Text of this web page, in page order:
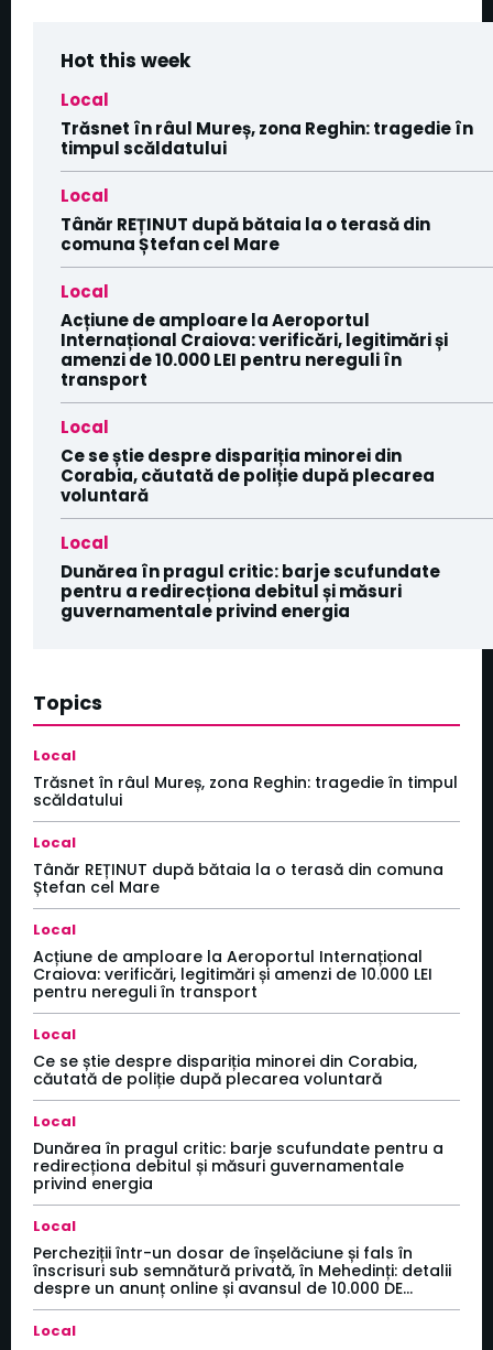
Hot this week
Local
Trăsnet în râul Mureș, zona Reghin: tragedie în
timpul scăldatului
Local
Tânăr REȚINUT după bătaia la o terasă din
comuna Ștefan cel Mare
Local
Acțiune de amploare la Aeroportul
Internațional Craiova: verificări, legitimări și
amenzi de 10.000 LEI pentru nereguli în
transport
Local
Ce se știe despre dispariția minorei din
Corabia, căutată de poliție după plecarea
voluntară
Local
Dunărea în pragul critic: barje scufundate
pentru a redirecționa debitul și măsuri
guvernamentale privind energia
Topics
Local
Trăsnet în râul Mureș, zona Reghin: tragedie în timpul
scăldatului
Local
Tânăr REȚINUT după bătaia la o terasă din comuna
Ștefan cel Mare
Local
Acțiune de amploare la Aeroportul Internațional
Craiova: verificări, legitimări și amenzi de 10.000 LEI
pentru nereguli în transport
Local
Ce se știe despre dispariția minorei din Corabia,
căutată de poliție după plecarea voluntară
Local
Dunărea în pragul critic: barje scufundate pentru a
redirecționa debitul și măsuri guvernamentale
privind energia
Local
Percheziții într-un dosar de înșelăciune și fals în
înscrisuri sub semnătură privată, în Mehedinți: detalii
despre un anunț online și avansul de 10.000 DE...
Local